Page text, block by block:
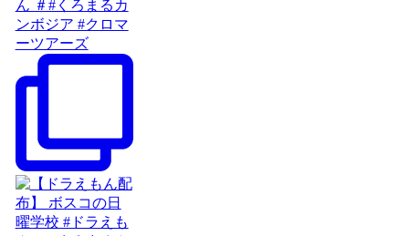
ん ＃#くろまるカ
ンボジア #クロマ
ーツアーズ